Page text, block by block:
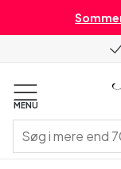
MENU